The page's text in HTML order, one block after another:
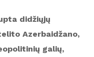
didžiųjų
Azerbaidžano,
galių,